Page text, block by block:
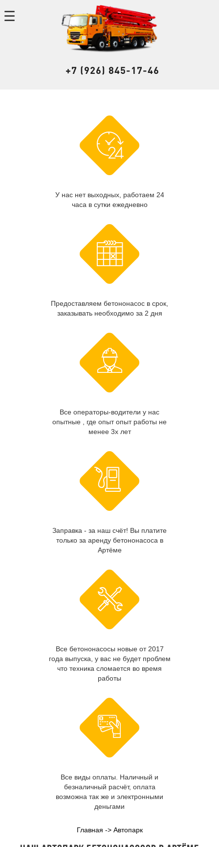
+7 (926) 845-17-46
У нас нет выходных, работаем 24
часа в сутки ежедневно
Предоставляем бетононасос в срок,
заказывать необходимо за 2 дня
Все операторы-водители у нас
опытные , где опыт опыт работы не
менее 3х лет
Заправка - за наш счёт! Вы платите
только за аренду бетононасоса в
Артёме
Все бетононасосы новые от 2017
года выпуска, у вас не будет проблем
что техника сломается во время
работы
Все виды оплаты. Наличный и
безналичный расчёт, оплата
возможна так же и электронными
деньгами
Главная -> Автопарк